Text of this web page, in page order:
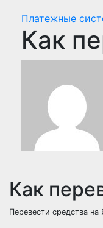
Платежные
Как
Как
Перевести средства